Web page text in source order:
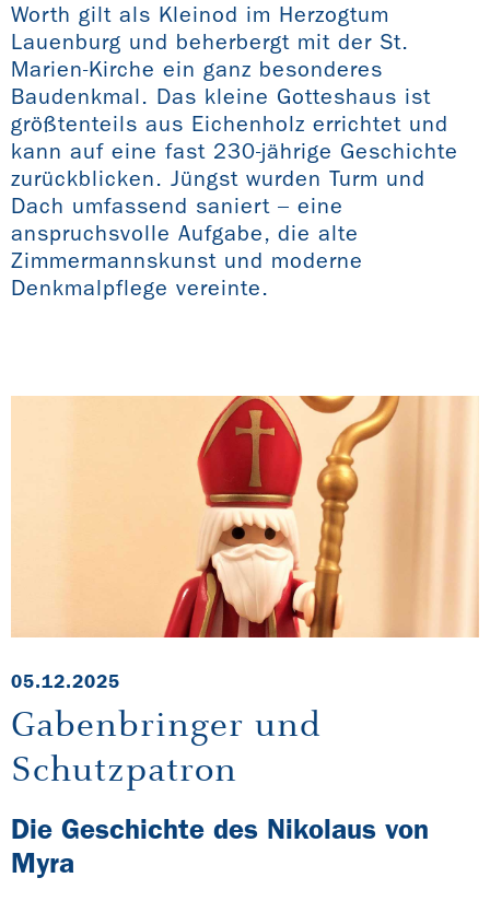
Worth gilt als Kleinod im Herzogtum
Lauenburg und beherbergt mit der St.
Marien-Kirche ein ganz besonderes
Baudenkmal. Das kleine Gotteshaus ist
größtenteils aus Eichenholz errichtet und
kann auf eine fast 230-jährige Geschichte
zurückblicken. Jüngst wurden Turm und
Dach umfassend saniert – eine
anspruchsvolle Aufgabe, die alte
Zimmermannskunst und moderne
Denkmalpflege vereinte.
05.12.2025
Gabenbringer und
Schutzpatron
Die Geschichte des Nikolaus von
Myra